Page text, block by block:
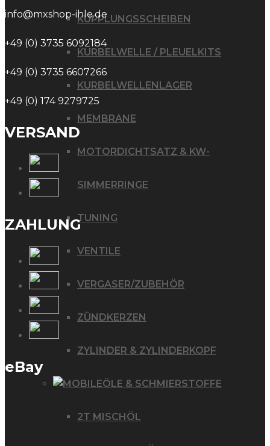
KUPPLUNGSSCHEIBEN
KURBELWELLE / PLEUELKITS
KURBELWELLENLAGER
MEMBRANE
MOTORDICHTSATZ & KW-
SIMMERRINGE
TUNING
VENTILE
VERGASER/ZUBEHÖR
ZÜNDKERZEN
ZYLINDER & ZYLINDERKOPF
ÖLE & SCHMIERSTOFFE
2T MISCHÖL
info@mxshop-ihle.de
+49 (0) 3735 6092184
+49 (0) 3735 6607266
+49 (0) 174 9279725
VERSAND
ZAHLUNG
eBay